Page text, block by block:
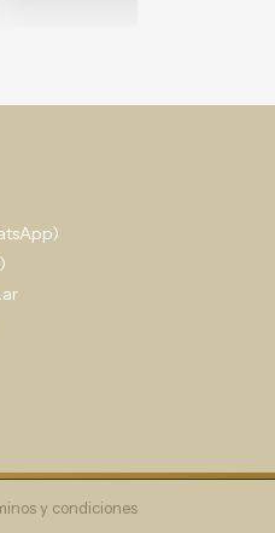
y condiciones